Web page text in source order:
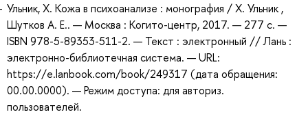
Ульник, Х. Кожа в психоанализе : монография / Х. Ульник ,
Шутков А. Е.. — Москва : Когито-центр, 2017. — 277 с. —
ISBN 978-5-89353-511-2. — Текст : электронный // Лань :
электронно-библиотечная система. — URL:
https://e.lanbook.com/book/249317 (дата обращения:
00.00.0000). — Режим доступа: для авториз.
пользователей.